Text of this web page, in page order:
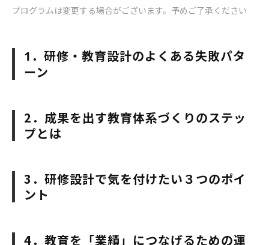
プログラムは変更する場合がございます。予めご了承ください
1 ．研修・教育設計のよくある失敗パタ
ーン
2．成果を出す教育体系づくりのステッ
プとは
3．研修設計で気を付けたい３つのポイ
ント
4．教育を「業績」につなげるための運